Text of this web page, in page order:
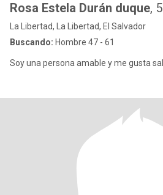
Rosa Estela Durán duque,
La Libertad, La Libertad, El Salvador
Buscando: Hombre 47 - 61
Soy una persona amable y me gusta